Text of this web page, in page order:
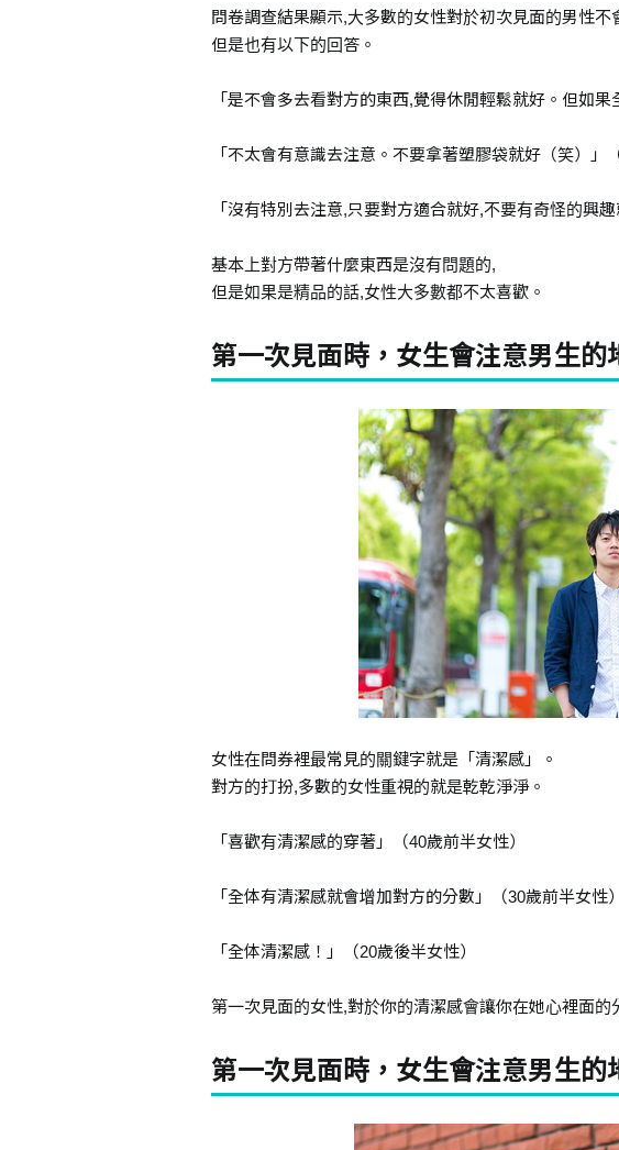
問卷調查結果顯示,大多數的女性對於初次見面的男性不
但是也有以下的回答。
「是不會多去看對方的東西,覺得休閒輕鬆就好。但如
「不太會有意識去注意。不要拿著塑膠袋就好（笑）」
「沒有特別去注意,只要對方適合就好,不要有奇怪的興趣
基本上對方帶著什麼東西是沒有問題的,
但是如果是精品的話,女性大多數都不太喜歡。
第一次見面時，女生會注意男生
女性在問券裡最常見的關鍵字就是「清潔感」。
對方的打扮,多數的女性重視的就是乾乾淨淨。
「喜歡有清潔感的穿著」（40歲前半女性）
「全体有清潔感就會增加對方的分數」（30歲前半女性）
「全体清潔感！」（20歲後半女性）
第一次見面的女性,對於你的清潔感會讓你在她心裡面的
第一次見面時，女生會注意男生